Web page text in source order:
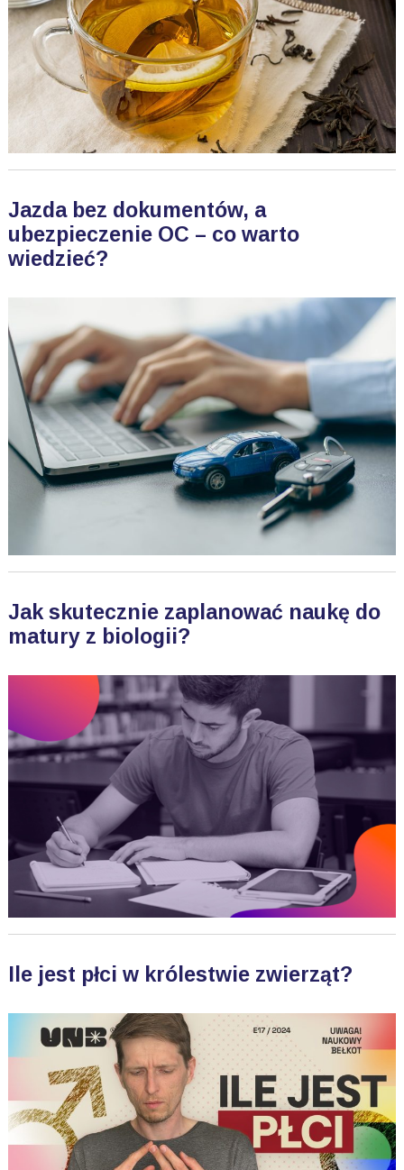
Jazda bez dokumentów, a
ubezpieczenie OC – co warto
wiedzieć?
Jak skutecznie zaplanować naukę do
matury z biologii?
Ile jest płci w królestwie zwierząt?